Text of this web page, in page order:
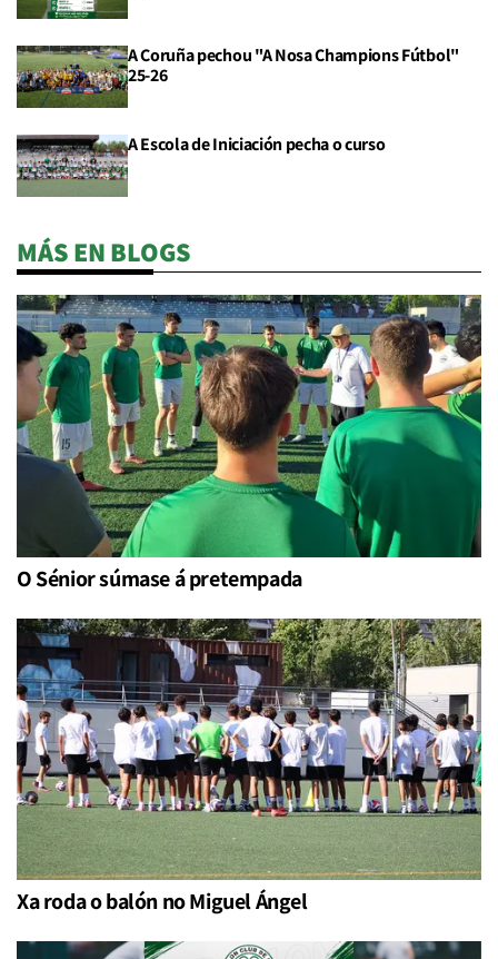
A Coruña pechou "A Nosa Champions Fútbol"
25-26
A Escola de Iniciación pecha o curso
MÁS EN BLOGS
O Sénior súmase á pretempada
Xa roda o balón no Miguel Ángel